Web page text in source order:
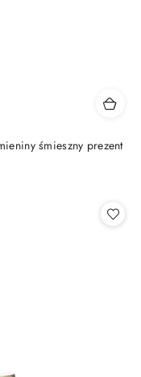
śmieszny prezent